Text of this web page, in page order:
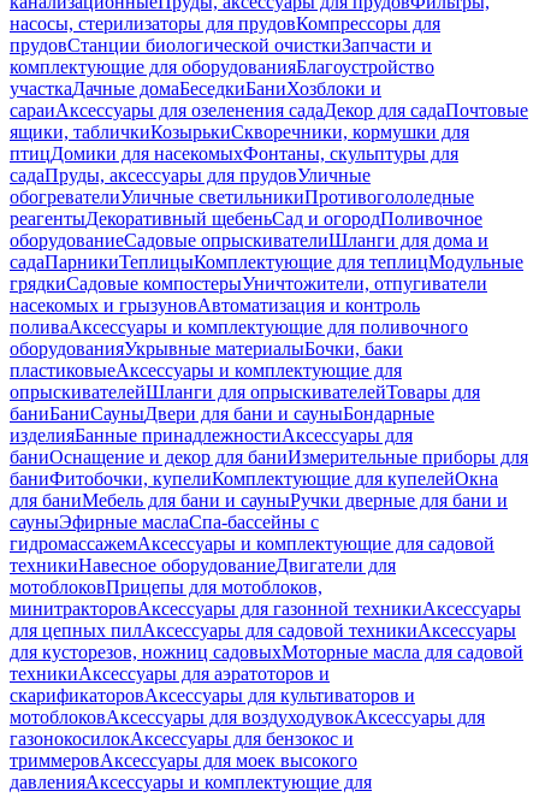
насосы, стерилизаторы для прудовКомпрессоры для
прудовСтанции биологической очисткиЗапчасти и
комплектующие для оборудованияБлагоустройство
участкаДачные домаБеседкиБаниХозблоки и
сараиАксессуары для озеленения садаДекор для садаПочтовые
ящики, табличкиКозырькиСкворечники, кормушки для
птицДомики для насекомыхФонтаны, скульптуры для
садаПруды, аксессуары для прудовУличные
обогревателиУличные светильникиПротивогололедные
реагентыДекоративный щебеньСад и огородПоливочное
оборудованиеСадовые опрыскивателиШланги для дома и
садаПарникиТеплицыКомплектующие для теплицМодульные
грядкиСадовые компостерыУничтожители, отпугиватели
насекомых и грызуновАвтоматизация и контроль
поливаАксессуары и комплектующие для поливочного
оборудованияУкрывные материалыБочки, баки
пластиковыеАксессуары и комплектующие для
опрыскивателейШланги для опрыскивателейТовары для
баниБаниСауныДвери для бани и сауныБондарные
изделияБанные принадлежностиАксессуары для
баниОснащение и декор для баниИзмерительные приборы для
баниФитобочки, купелиКомплектующие для купелейОкна
для баниМебель для бани и сауныРучки дверные для бани и
сауныЭфирные маслаСпа-бассейны с
гидромассажемАксессуары и комплектующие для садовой
техникиНавесное оборудованиеДвигатели для
мотоблоковПрицепы для мотоблоков,
минитракторовАксессуары для газонной техникиАксессуары
для цепных пилАксессуары для садовой техникиАксессуары
для кусторезов, ножниц садовыхМоторные масла для садовой
техникиАксессуары для аэратоторов и
скарификаторовАксессуары для культиваторов и
мотоблоковАксессуары для воздуходувокАксессуары для
газонокосилокАксессуары для бензокос и
триммеровАксессуары для моек высокого
давленияАксессуары и комплектующие для